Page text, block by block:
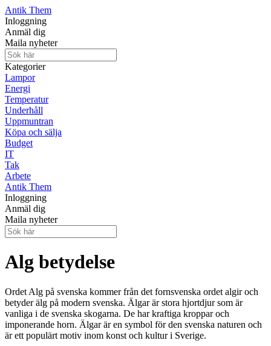
Antik Them
Inloggning
Anmäl dig
Maila nyheter
Kategorier
Lampor
Energi
Temperatur
Underhåll
Uppmuntran
Köpa och sälja
Budget
IT
Tak
Arbete
Antik Them
Inloggning
Anmäl dig
Maila nyheter
Alg betydelse
Ordet Alg på svenska kommer från det fornsvenska ordet algir och
betyder älg på modern svenska. Älgar är stora hjortdjur som är
vanliga i de svenska skogarna. De har kraftiga kroppar och
imponerande horn. Älgar är en symbol för den svenska naturen och
är ett populärt motiv inom konst och kultur i Sverige.